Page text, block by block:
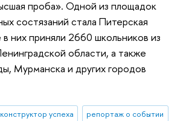
проба». Одной из площадок
состязаний стала Питерская
них приняли 2660 школьников из
области, а также
Мурманска и других городов
конструктор успеха репортаж о событии